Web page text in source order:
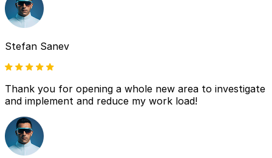
Stefan Sanev
Thank you for opening a whole new area to investigate
and implement and reduce my work load!